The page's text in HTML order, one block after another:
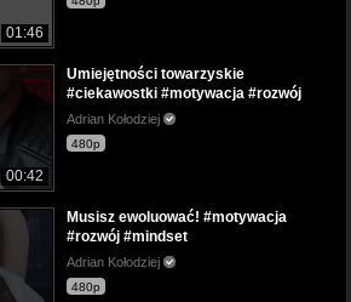
01:46
00:42
Umiejętności towarzyskie
#ciekawostki #motywacja #rozwój
Adrian Kołodziej
480p
Musisz ewoluować! #motywacja
#rozwój #mindset
Adrian Kołodziej
480p